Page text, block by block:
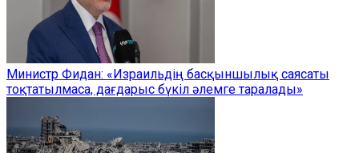
Министр Фидан: «Израильдің басқыншылық саясаты
тоқтатылмаса, дағдарыс бүкіл әлемге таралады»